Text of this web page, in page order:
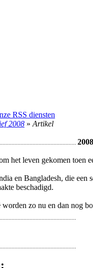
2008 » Artikel
het leven gekomen toen
en Bangladesh, die
beschadigd.
zo nu en dan nog